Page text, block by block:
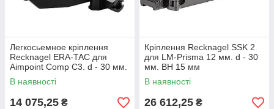
Легкосьемное кріплення
Recknagel ERA-TAC для
Aimpoint Comp C3. d - 30 мм.
Extra High. Weaver/Picatinny
В наявності
14 075,25 ₴
Кріплення Recknagel SSK 2
для LM-Prisma 12 мм. d - 30
мм. BH 15 мм
В наявності
26 612,25 ₴